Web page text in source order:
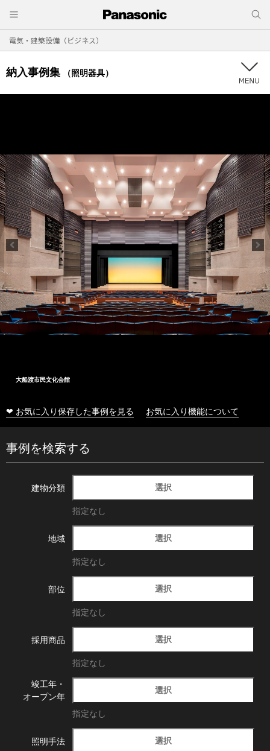
電気・建築設備（ビジネス）
納入事例集 （照明器具）
大船渡市民文化会館
❤ お気に入り保存した事例を見る お気に入り機能について
事例を検索する
建物分類 選択
指定なし
地域 選択
指定なし
部位 選択
指定なし
採用商品 選択
指定なし
竣工年・
オープン年
選択
指定なし
照明手法 選択